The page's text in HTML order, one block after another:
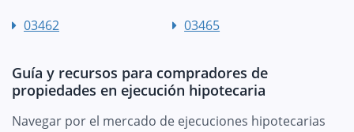
03462 03465
Guía y recursos para compradores de
propiedades en ejecución hipotecaria
Navegar por el mercado de ejecuciones hipotecarias